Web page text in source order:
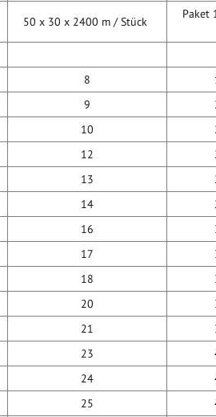
50 x 30 x 2400 m / Stück
Paket
8
9
10
12
13
14
16
17
18
20
21
23
24
25